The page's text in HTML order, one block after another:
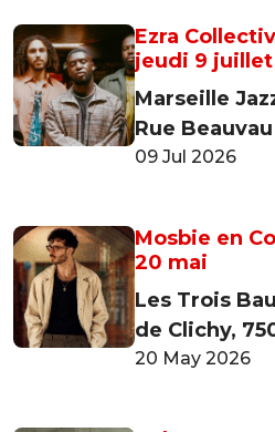
Ezra
jeudi 9 juillet
Marseille
Rue
09 Jul 2026
Mosbie en
20 mai
Les Trois
de Clichy,
20 May 2026